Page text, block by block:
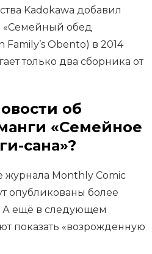
Kadokawa добавил
«Семейный обед
Family’s Obento) в 2014
только два сборника от
об
«Семейное
сана»?
Monthly Comic
опубликованы более
А ещё в следующем
показать «возрожденную